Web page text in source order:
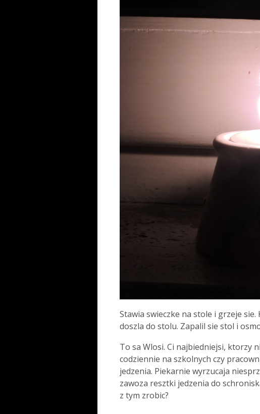
Stawia swieczke na stole i grzeje
doszla do stolu. Zapalil sie stol i
To sa Wlosi. Ci najbiedniejsi, ktorzy
codziennie na szkolnych czy
jedzenia. Piekarnie wyrzucaja
zawoza resztki jedzenia do
z tym zrobic?